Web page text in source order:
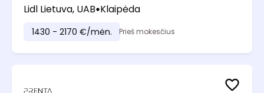
Lidl Lietuva, UAB Klaipėda
1430 - 2170 €/mėn. Prieš mokesčius